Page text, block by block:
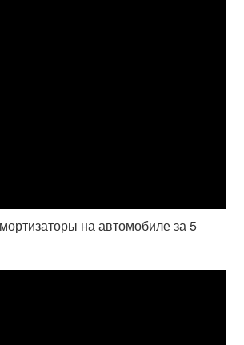
на автомобиле за 5